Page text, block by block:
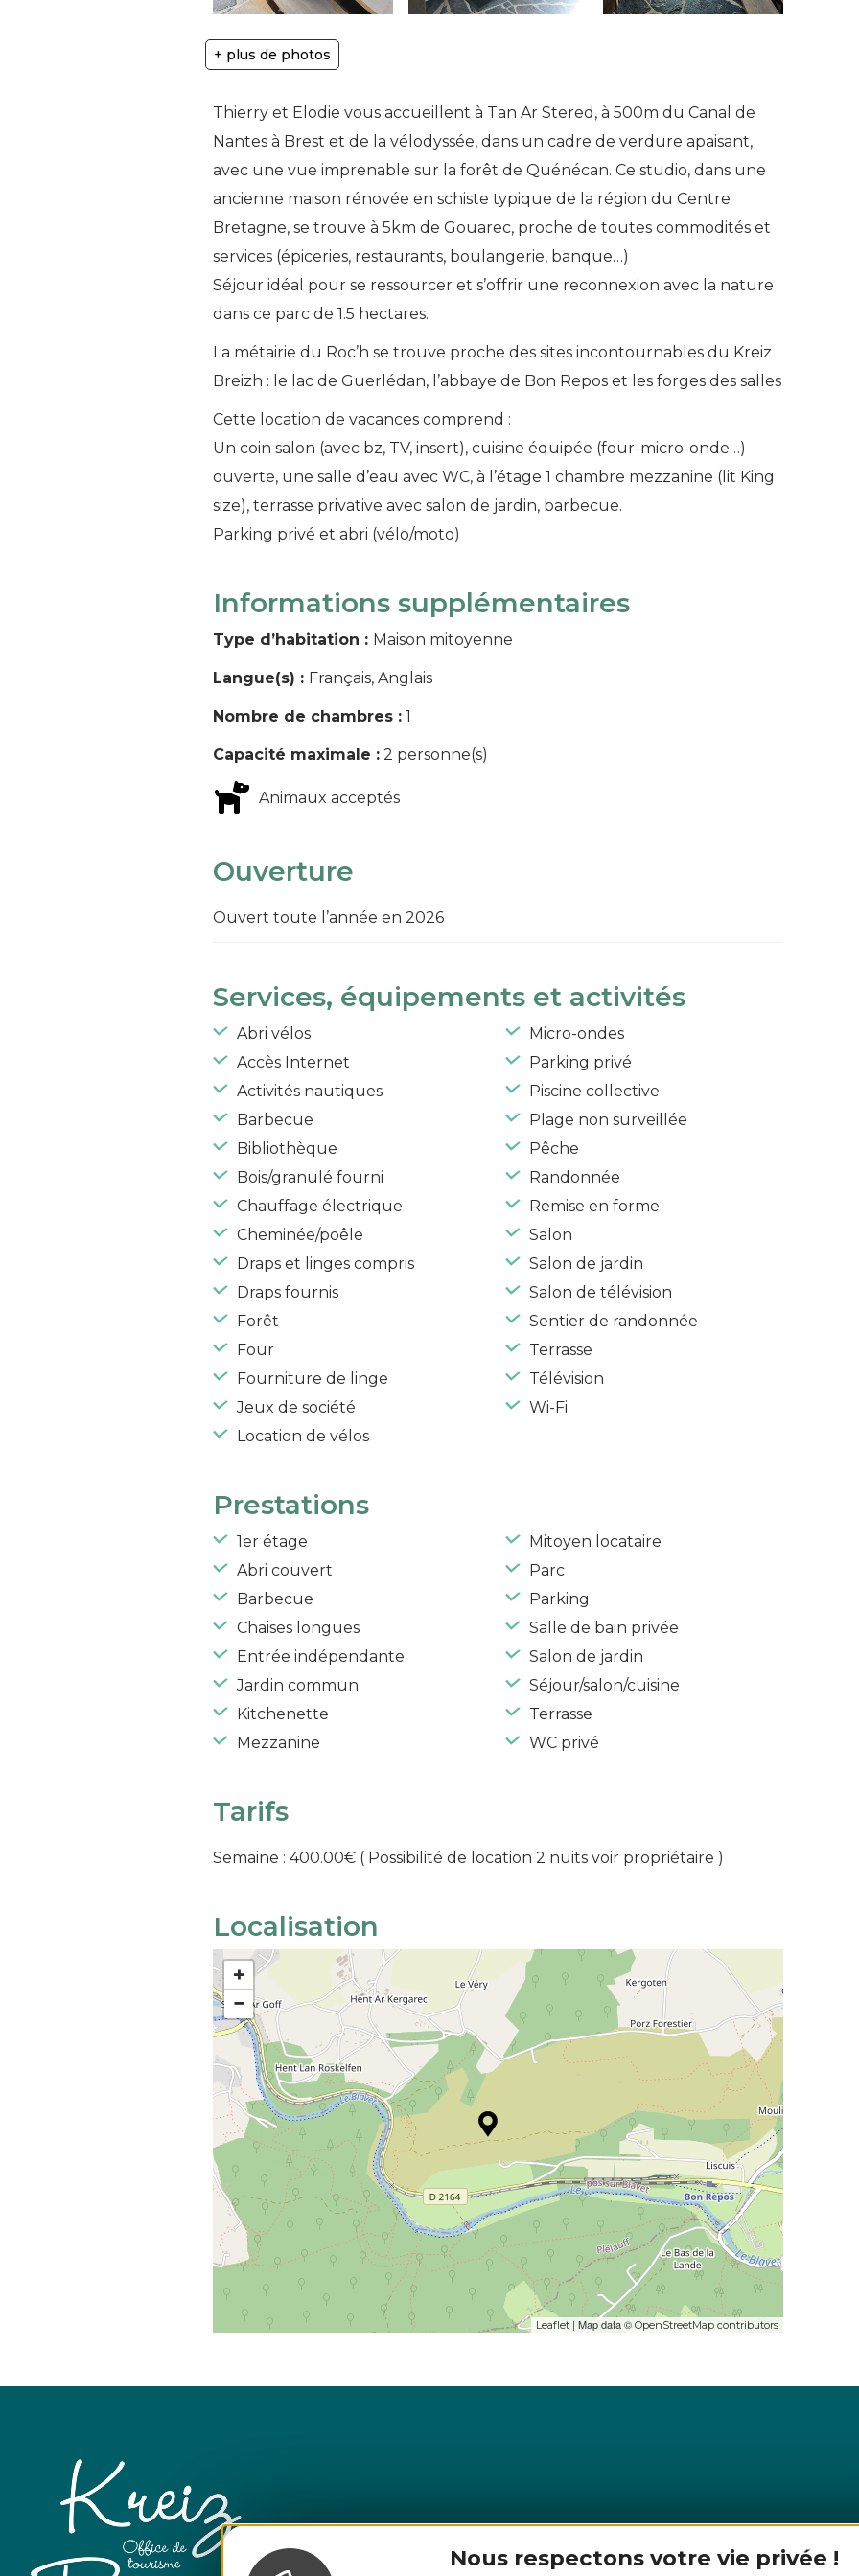
Nous respectons votre vie privée !
+ plus de photos
Thierry et Elodie vous accueillent à Tan Ar Stered, à 500m du Canal de
Nantes à Brest et de la vélodyssée, dans un cadre de verdure apaisant,
avec une vue imprenable sur la forêt de Quénécan. Ce studio, dans une
ancienne maison rénovée en schiste typique de la région du Centre
Bretagne, se trouve à 5km de Gouarec, proche de toutes commodités et
services (épiceries, restaurants, boulangerie, banque…)
Séjour idéal pour se ressourcer et s’offrir une reconnexion avec la nature
dans ce parc de 1.5 hectares.
La métairie du Roc’h se trouve proche des sites incontournables du Kreiz
Breizh : le lac de Guerlédan, l’abbaye de Bon Repos et les forges des salles
Cette location de vacances comprend :
Un coin salon (avec bz, TV, insert), cuisine équipée (four-micro-onde…)
ouverte, une salle d’eau avec WC, à l’étage 1 chambre mezzanine (lit King
size), terrasse privative avec salon de jardin, barbecue.
Parking privé et abri (vélo/moto)
Informations supplémentaires
Type d’habitation : Maison mitoyenne
Langue(s) : Français, Anglais
Nombre de chambres : 1
Capacité maximale : 2 personne(s)
Animaux acceptés
Ouverture
Ouvert toute l’année en 2026
Services, équipements et activités
Abri vélos
Accès Internet
Activités nautiques
Barbecue
Bibliothèque
Bois/granulé fourni
Chauffage électrique
Cheminée/poêle
Draps et linges compris
Draps fournis
Forêt
Four
Fourniture de linge
Jeux de société
Location de vélos
Micro-ondes
Parking privé
Piscine collective
Plage non surveillée
Pêche
Randonnée
Remise en forme
Salon
Salon de jardin
Salon de télévision
Sentier de randonnée
Terrasse
Télévision
Wi-Fi
Prestations
1er étage
Abri couvert
Barbecue
Chaises longues
Entrée indépendante
Jardin commun
Kitchenette
Mezzanine
Mitoyen locataire
Parc
Parking
Salle de bain privée
Salon de jardin
Séjour/salon/cuisine
Terrasse
WC privé
Tarifs
Semaine : 400.00€ ( Possibilité de location 2 nuits voir propriétaire )
Localisation
+
−
Leaflet| Map data © OpenStreetMap contributors